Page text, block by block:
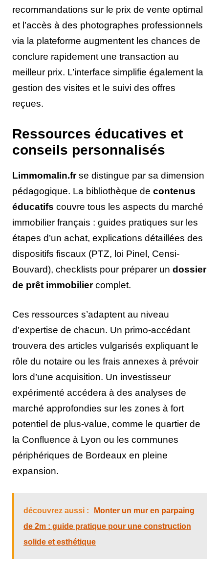
recommandations sur le prix de vente optimal
et l’accès à des photographes professionnels
via la plateforme augmentent les chances de
conclure rapidement une transaction au
meilleur prix. L’interface simplifie également la
gestion des visites et le suivi des offres
reçues.
Ressources éducatives et
conseils personnalisés
Limmomalin.frse distingue par sa dimension
pédagogique. La bibliothèque de contenus
éducatifs couvre tous les aspects du marché
immobilier français : guides pratiques sur les
étapes d’un achat, explications détaillées des
dispositifs fiscaux (PTZ, loi Pinel, Censi-
Bouvard), checklists pour préparer un dossier
de prêt immobiliercomplet.
Ces ressources s’adaptent au niveau
d’expertise de chacun. Un primo-accédant
trouvera des articles vulgarisés expliquant le
rôle du notaire ou les frais annexes à prévoir
lors d’une acquisition. Un investisseur
expérimenté accédera à des analyses de
marché approfondies sur les zones à fort
potentiel de plus-value, comme le quartier de
la Confluence à Lyon ou les communes
périphériques de Bordeaux en pleine
expansion.
découvrez aussi :
Monter un mur en parpaing
de 2m : guide pratique pour une construction
solide et esthétique